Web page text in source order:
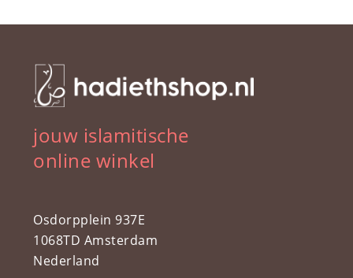
jouw islamitische
online winkel
Osdorpplein 937E
1068TD Amsterdam
Nederland